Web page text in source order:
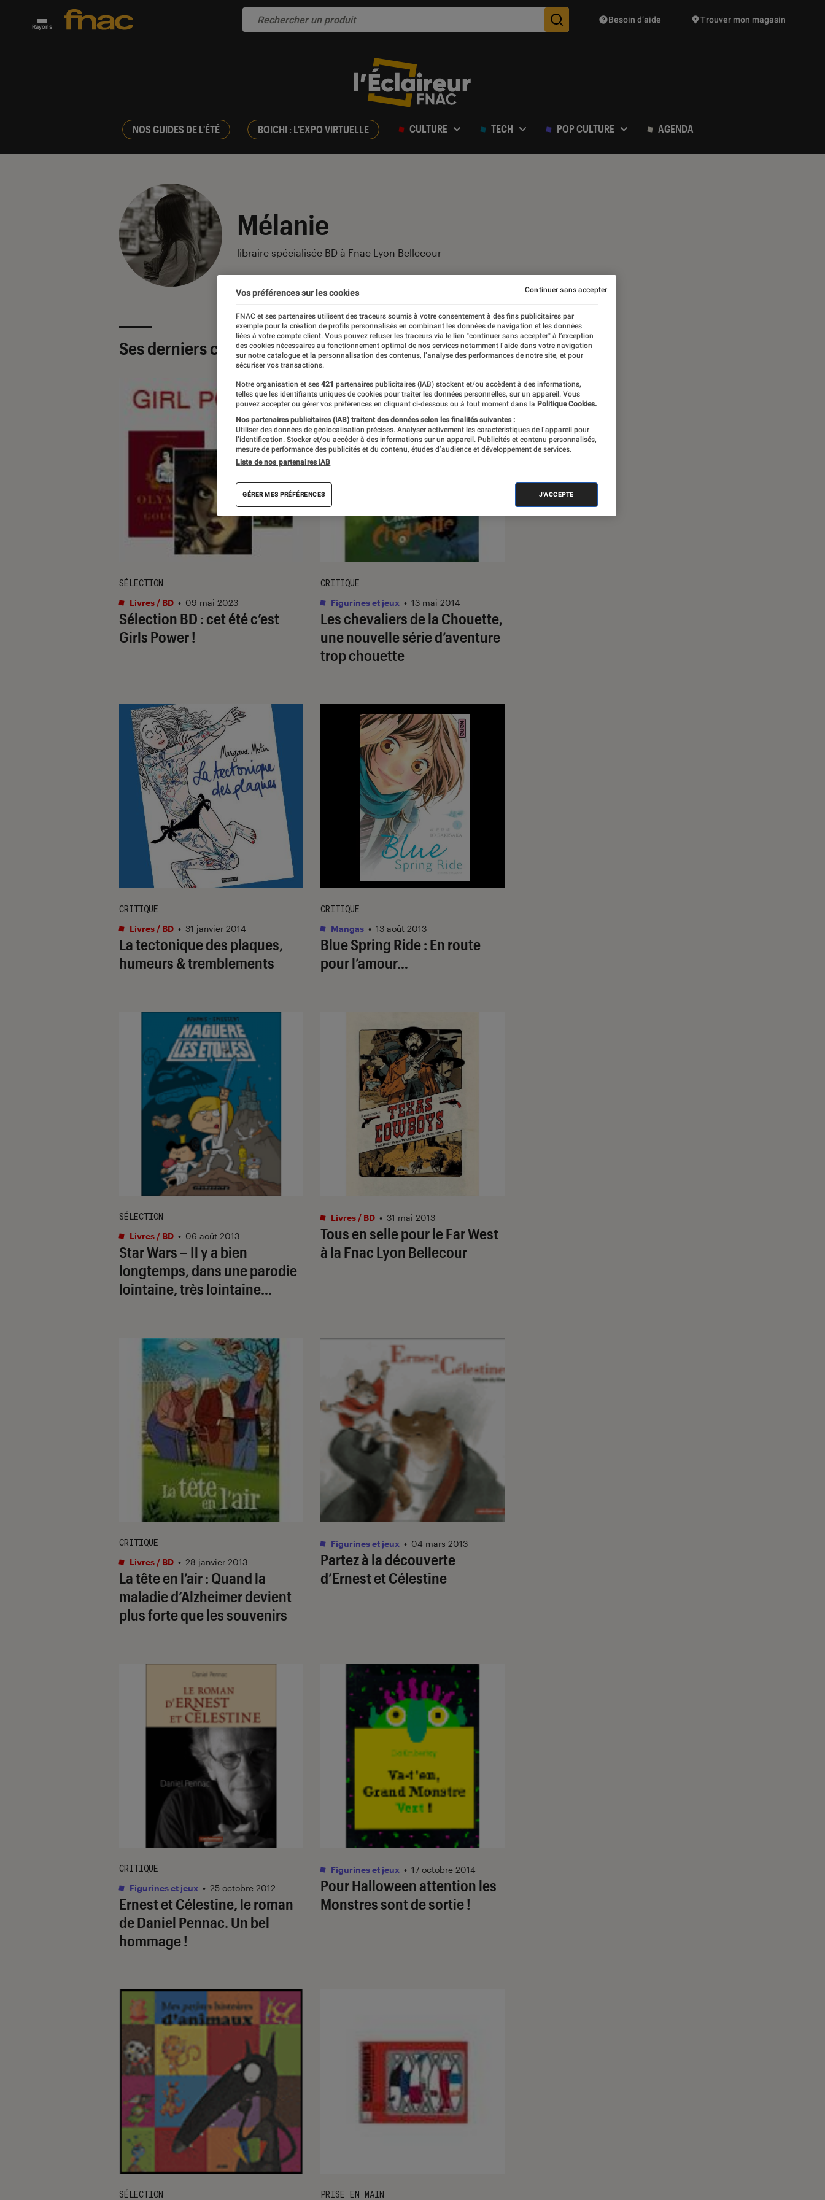
Rayons Des suggestions de produits vont vous être proposées
Besoin d’aide Trouver mon magasin
NOS GUIDES DE L'ÉTÉ BOICHI : L'EXPO VIRTUELLE CULTURE TECH POP CULTURE AGENDA
Mélanie
libraire spécialisée BD à Fnac Lyon Bellecour
Ses derniers contenus
Sélection BD : cet été c’est
Girls Power !
SÉLECTION
Livres / BD • 09 mai 2023
Les chevaliers de la Chouette,
une nouvelle série d’aventure
trop chouette
CRITIQUE
Figurines et jeux • 13 mai 2014
La tectonique des plaques,
humeurs & tremblements
CRITIQUE
Livres / BD • 31 janvier 2014
Blue Spring Ride : En route
pour l’amour…
CRITIQUE
Mangas • 13 août 2013
Star Wars – Il y a bien
longtemps, dans une parodie
lointaine, très lointaine…
SÉLECTION
Livres / BD • 06 août 2013
Tous en selle pour le Far West
à la Fnac Lyon Bellecour
Livres / BD • 31 mai 2013
La tête en l’air : Quand la
maladie d’Alzheimer devient
plus forte que les souvenirs
CRITIQUE
Livres / BD • 28 janvier 2013
Partez à la découverte
d’Ernest et Célestine
Figurines et jeux • 04 mars 2013
Ernest et Célestine, le roman
de Daniel Pennac. Un bel
hommage !
CRITIQUE
Figurines et jeux • 25 octobre 2012
Pour Halloween attention les
Monstres sont de sortie !
Figurines et jeux • 17 octobre 2014
SÉLECTION PRISE EN MAIN
Vos préférences sur les cookies
FNAC et ses partenaires utilisent des traceurs soumis à votre consentement à des fins publicitaires par
exemple pour la création de profils personnalisés en combinant les données de navigation et les données
liées à votre compte client. Vous pouvez refuser les traceurs via le lien "continuer sans accepter" à l’exception
des cookies nécessaires au fonctionnement optimal de nos services notamment l’aide dans votre navigation
sur notre catalogue et la personnalisation des contenus, l’analyse des performances de notre site, et pour
sécuriser vos transactions.
Notre organisation et ses 421 partenaires publicitaires (IAB) stockent et/ou accèdent à des informations,
telles que les identifiants uniques de cookies pour traiter les données personnelles, sur un appareil. Vous
pouvez accepter ou gérer vos préférences en cliquant ci-dessous ou à tout moment dans la Politique Cookies.
Nos partenaires publicitaires (IAB) traitent des données selon les finalités suivantes :
Utiliser des données de géolocalisation précises. Analyser activement les caractéristiques de l’appareil pour
l’identification. Stocker et/ou accéder à des informations sur un appareil. Publicités et contenu personnalisés,
mesure de performance des publicités et du contenu, études d’audience et développement de services.
Liste de nos partenaires IAB
GÉRER MES PRÉFÉRENCES J'ACCEPTE
Continuer sans accepter